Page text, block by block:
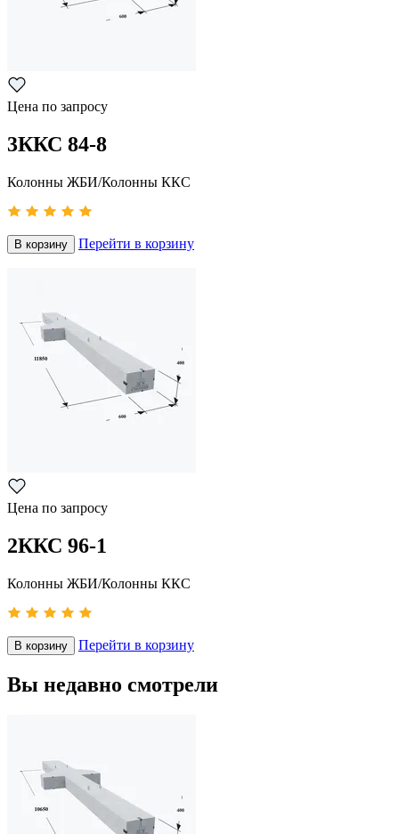
Цена по запросу
3ККС 84-8
Колонны ЖБИ/Колонны ККС
В корзину Перейти в корзину
Цена по запросу
2ККС 96-1
Колонны ЖБИ/Колонны ККС
В корзину Перейти в корзину
Вы недавно смотрели